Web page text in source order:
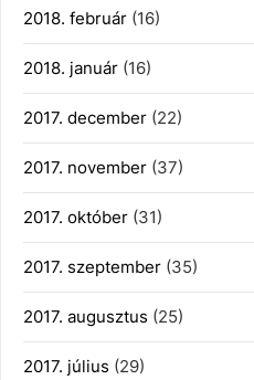
2018. február (16)
2018. január (16)
2017. december (22)
2017. november (37)
2017. október (31)
2017. szeptember (35)
2017. augusztus (25)
2017. július (29)